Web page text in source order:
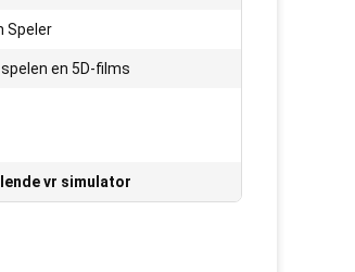
Speler
spelen en 5D-films
vr simulator